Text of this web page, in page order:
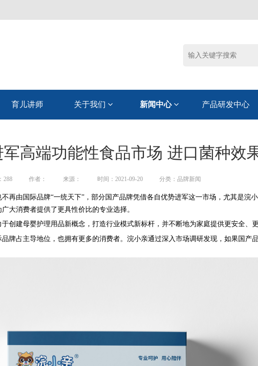
育儿讲师 关于我们 新闻中心 产品研发中心
高端功能性食品市场 进口菌种效
288 作者： 来源： 时间：2021-09-20 分类：品牌新闻
再由国际品牌“一统天下”，部分国产品牌凭借各自优势进军这一市场，尤其是浣
大消费者提供了更具性价比的专业选择。
于创建母婴护理用品新概念，打造行业模式新标杆 ，并不断地为家庭提供更安全、
牌占主导地位，也拥有更多的消费者。 浣小亲通过深入市场调研发现，如果国产